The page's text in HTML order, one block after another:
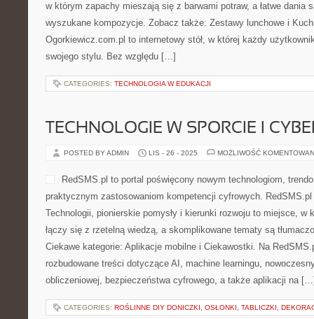
w którym zapachy mieszają się z barwami potraw, a łatwe dania
wyszukane kompozycje. Zobacz także: Zestawy lunchowe i
Ogorkiewicz.com.pl to internetowy stół, w której każdy
swojego stylu. Bez względu […]
CATEGORIES: TECHNOLOGIA W EDUKACJI
TECHNOLOGIE W SPORCIE I
POSTED BY ADMIN LIS - 26 - 2025 MOŻLIWOŚĆ
RedSMS.pl to portal poświęcony nowym technologiom,
praktycznym zastosowaniom kompetencji cyfrowych.
Technologii, pionierskie pomysły i kierunki rozwoju to miejsce, w
łączy się z rzetelną wiedzą, a skomplikowane tematy są
Ciekawe kategorie: Aplikacje mobilne i Ciekawostki. Na
rozbudowane treści dotyczące AI, machine learningu,
obliczeniowej, bezpieczeństwa cyfrowego, a także aplikacji na
CATEGORIES: ROŚLINNE DIY DONICZKI, OSŁONKI, TABLICZKI,